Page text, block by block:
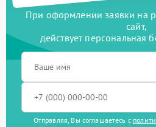
При оформлении заявки на
сайт,
действует персональная
Отправляя, Вы соглашаетесь с